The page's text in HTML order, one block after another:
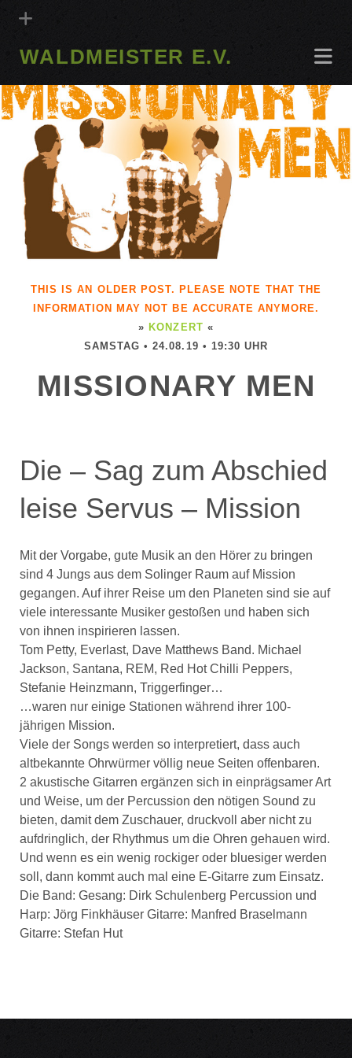
WALDMEISTER E.V.
THIS IS AN OLDER POST. PLEASE NOTE THAT THE
INFORMATION MAY NOT BE ACCURATE ANYMORE.
» KONZERT «
SAMSTAG • 24.08.19 • 19:30 UHR
MISSIONARY MEN
Die – Sag zum Abschied
leise Servus – Mission
Mit der Vorgabe, gute Musik an den Hörer zu bringen
sind 4 Jungs aus dem Solinger Raum auf Mission
gegangen. Auf ihrer Reise um den Planeten sind sie auf
viele interessante Musiker gestoßen und haben sich
von ihnen inspirieren lassen.
Tom Petty, Everlast, Dave Matthews Band. Michael
Jackson, Santana, REM, Red Hot Chilli Peppers,
Stefanie Heinzmann, Triggerfinger…
…waren nur einige Stationen während ihrer 100-
jährigen Mission.
Viele der Songs werden so interpretiert, dass auch
altbekannte Ohrwürmer völlig neue Seiten offenbaren.
2 akustische Gitarren ergänzen sich in einprägsamer Art
und Weise, um der Percussion den nötigen Sound zu
bieten, damit dem Zuschauer, druckvoll aber nicht zu
aufdringlich, der Rhythmus um die Ohren gehauen wird.
Und wenn es ein wenig rockiger oder bluesiger werden
soll, dann kommt auch mal eine E-Gitarre zum Einsatz.
Die Band: Gesang: Dirk Schulenberg Percussion und
Harp: Jörg Finkhäuser Gitarre: Manfred Braselmann
Gitarre: Stefan Hut